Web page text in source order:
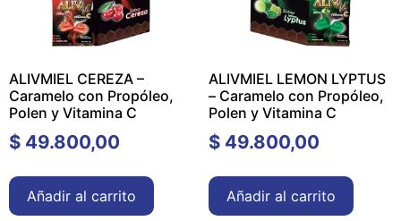
ALIVMIEL CEREZA –
Caramelo con Propóleo,
Polen y Vitamina C
$ 49.800,00
Añadir al carrito
ALIVMIEL LEMON LYPTUS
– Caramelo con Propóleo,
Polen y Vitamina C
$49.800,00
Añadir al carrito